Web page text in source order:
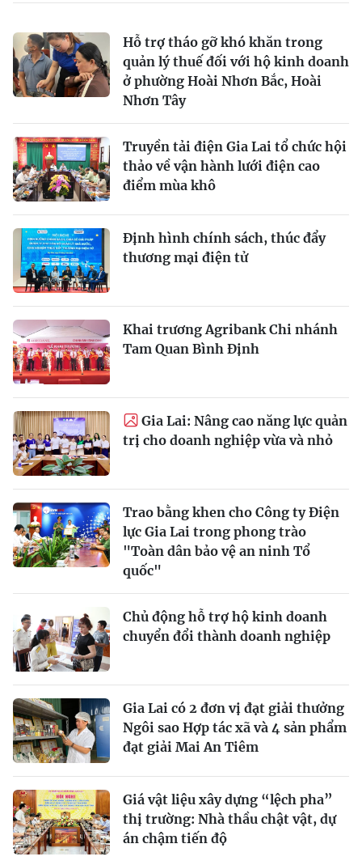
Hỗ trợ tháo gỡ khó khăn trong
quản lý thuế đối với hộ kinh doanh
ở phường Hoài Nhơn Bắc, Hoài
Nhơn Tây
Truyền tải điện Gia Lai tổ chức hội
thảo về vận hành lưới điện cao
điểm mùa khô
Định hình chính sách, thúc đẩy
thương mại điện tử
Khai trương Agribank Chi nhánh
Tam Quan Bình Định
Gia Lai: Nâng cao năng lực quản
trị cho doanh nghiệp vừa và nhỏ
Trao bằng khen cho Công ty Điện
lực Gia Lai trong phong trào
"Toàn dân bảo vệ an ninh Tổ
quốc"
Chủ động hỗ trợ hộ kinh doanh
chuyển đổi thành doanh nghiệp
Gia Lai có 2 đơn vị đạt giải thưởng
Ngôi sao Hợp tác xã và 4 sản phẩm
đạt giải Mai An Tiêm
Giá vật liệu xây dựng “lệch pha”
thị trường: Nhà thầu chật vật, dự
án chậm tiến độ